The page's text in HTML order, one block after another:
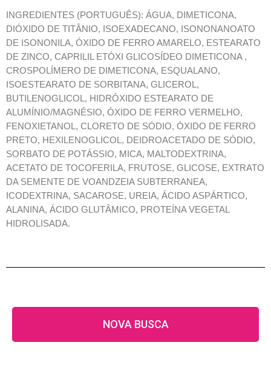
INGREDIENTES (PORTUGUÊS): ÁGUA, DIMETICONA,
DIÓXIDO DE TITÂNIO, ISOEXADECANO, ISONONANOATO
DE ISONONILA, ÓXIDO DE FERRO AMARELO, ESTEARATO
DE ZINCO, CAPRILIL ETÓXI GLICOSÍDEO DIMETICONA ,
CROSPOLÍMERO DE DIMETICONA, ESQUALANO,
ISOESTEARATO DE SORBITANA, GLICEROL,
BUTILENOGLICOL, HIDRÓXIDO ESTEARATO DE
ALUMÍNIO/MAGNÉSIO, ÓXIDO DE FERRO VERMELHO,
FENOXIETANOL, CLORETO DE SÓDIO, ÓXIDO DE FERRO
PRETO, HEXILENOGLICOL, DEIDROACETADO DE SÓDIO,
SORBATO DE POTÁSSIO, MICA, MALTODEXTRINA,
ACETATO DE TOCOFERILA, FRUTOSE, GLICOSE, EXTRATO
DA SEMENTE DE VOANDZEIA SUBTERRANEA,
ICODEXTRINA, SACAROSE, UREIA, ÁCIDO ASPÁRTICO,
ALANINA, ÁCIDO GLUTÂMICO, PROTEÍNA VEGETAL
HIDROLISADA.
NOVA BUSCA